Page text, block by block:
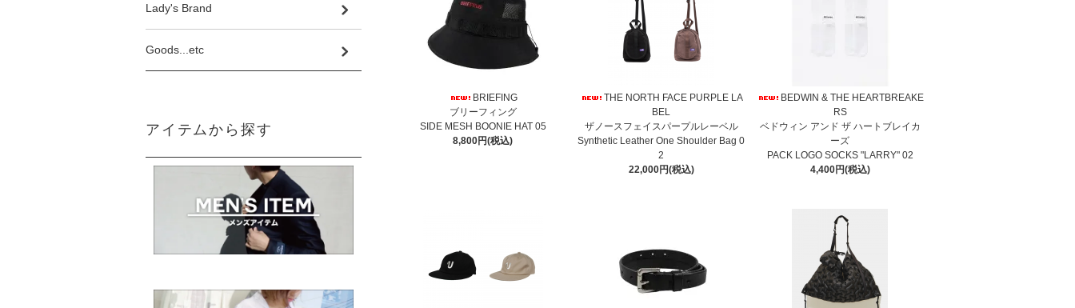
BRIEFING
ブリーフィング
SIDE MESH BOONIE HAT 05
8,800円(税込)
THE NORTH FACE PURPLE LA
BEL
ザノースフェイスパープルレーベル
Synthetic Leather One Shoulder Bag 0
2
22,000円(税込)
BEDWIN & THE HEARTBREAKE
RS
ベドウィン アンド ザ ハートブレイカ
ーズ
PACK LOGO SOCKS "LARRY" 02
4,400円(税込)
Lady's Brand
Goods...etc
アイテムから探す